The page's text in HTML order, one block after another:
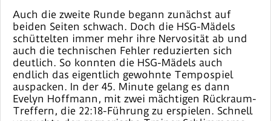
Auch die zweite Runde begann zunächst auf
beiden Seiten schwach. Doch die HSG-Mädels
schüttelten immer mehr ihre Nervosität ab und
auch die technischen Fehler reduzierten sich
deutlich. So konnten die HSG-Mädels auch
endlich das eigentlich gewohnte Tempospiel
auspacken. In der 45. Minute gelang es dann
Evelyn Hoffmann, mit zwei mächtigen Rückraum-
Treffern, die 22:18-Führung zu erspielen. Schnell